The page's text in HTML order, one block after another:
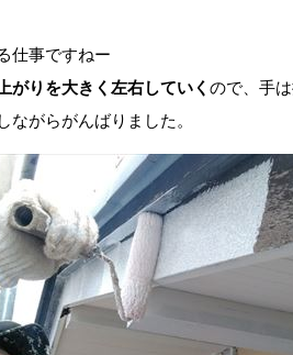
仕事ですねー
がりを大きく左右していく ので、手は
ながらがんばりました。